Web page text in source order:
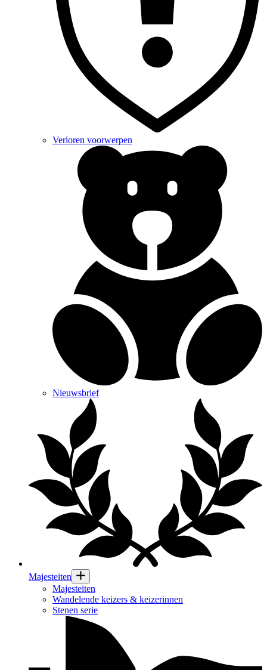
Verloren voorwerpen
Nieuwsbrief
Majesteiten
Majesteiten
Wandelende keizers & keizerinnen
Stenen serie